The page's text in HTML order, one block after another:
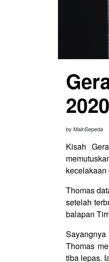
2020
by MainSepeda
Kisah
kecelakaan
Thomas
setelah
balapan
Thomas
tiba lepas.